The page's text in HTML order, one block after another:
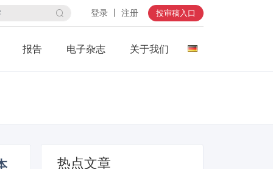
登录 丨 注册 投审稿入口
报告 电子杂志 关于我们
热点文章